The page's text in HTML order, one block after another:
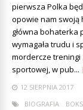
pierwsza Polka
opowie nam swoją
główna bohaterka
wymagała trudu i
mordercze treningi
sportowej, w pub...
12 SIERPNIA 2017
BIOGRAFIA
BOKS